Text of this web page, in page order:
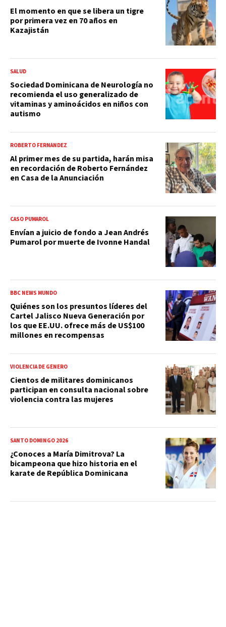
El momento en que se libera un tigre
por primera vez en 70 años en
Kazajistán
SALUD
Sociedad Dominicana de Neurología no
recomienda el uso generalizado de
vitaminas y aminoácidos en niños con
autismo
ROBERTO FERNÁNDEZ
Al primer mes de su partida, harán misa
en recordación de Roberto Fernández
en Casa de la Anunciación
CASO PUMAROL
Envían a juicio de fondo a Jean Andrés
Pumarol por muerte de Ivonne Handal
BBC NEWS MUNDO
Quiénes son los presuntos líderes del
Cartel Jalisco Nueva Generación por
los que EE.UU. ofrece más de US$100
millones en recompensas
VIOLENCIA DE GÉNERO
Cientos de militares dominicanos
participan en consulta nacional sobre
violencia contra las mujeres
SANTO DOMINGO 2026
¿Conoces a María Dimitrova? La
bicampeona que hizo historia en el
karate de República Dominicana